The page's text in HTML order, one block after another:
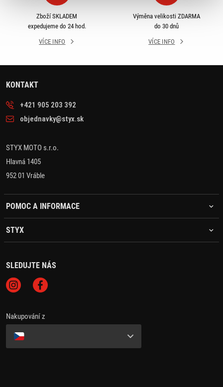
Zboží SKLADEM
expedujeme do 24 hod.
VÍCE INFO
Výměna velikosti ZDARMA
do 30 dnů
VÍCE INFO
KONTAKT
+421 905 203 392
objednavky@styx.sk
STYX MOTO s.r.o.
Hlavná 1405
952 01 Vráble
POMOC A INFORMACE
STYX
SLEDUJTE NÁS
Nakupování z